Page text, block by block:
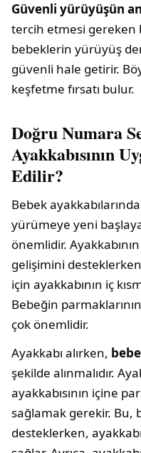
Güvenli yürüyüşün
tercih etmesi gereken
bebeklerin yürüyüş
güvenli hale getirir.
keşfetme fırsatı bulur.
Doğru Numara
Ayakkabısının
Edilir?
Bebek
yürümeye yeni
önemlidir.
gelişimini
için ayakkabının iç
Bebeğin
çok önemlidir.
Ayakkabı alırken,
şekilde alınmalıdır.
ayakkabısının içine
sağlamak gerekir. Bu,
desteklerken,